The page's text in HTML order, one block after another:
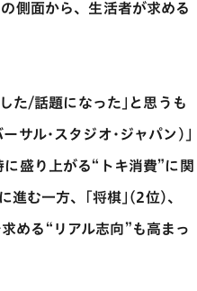
側面から、生活者が求める
た/話題になった｣と思うも
サル･スタジオ･ジャパン)｣
盛り上がる“トキ消費”に関
進む一方、｢将棋｣(2位)、
める“リアル志向”も高まっ